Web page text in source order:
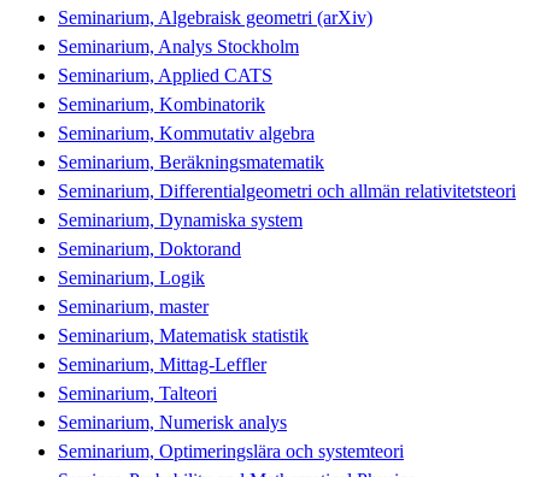
Seminarium, Algebraisk geometri (arXiv)
Seminarium, Analys Stockholm
Seminarium, Applied CATS
Seminarium, Kombinatorik
Seminarium, Kommutativ algebra
Seminarium, Beräkningsmatematik
Seminarium, Differentialgeometri och allmän relativitetsteori
Seminarium, Dynamiska system
Seminarium, Doktorand
Seminarium, Logik
Seminarium, master
Seminarium, Matematisk statistik
Seminarium, Mittag-Leffler
Seminarium, Talteori
Seminarium, Numerisk analys
Seminarium, Optimeringslära och systemteori